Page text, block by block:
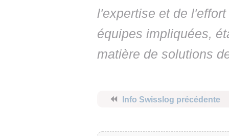
l'expertise et de
équipes impliquées,
matière de solutions
⏪ Info Swisslog précédente